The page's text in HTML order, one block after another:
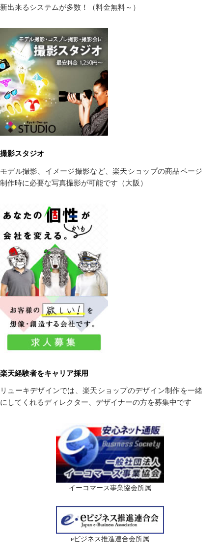
新出来るシステムが多数！（料金無料～）
撮影スタジオ
モデル撮影、イメージ撮影など、楽天ショップの商品ページ
制作時に必要な写真撮影が可能です（大阪）
楽天経験者をキャリア採用
リューキデザインでは、楽天ショップのデザイン制作を一緒
にしてくれるディレクター、デザイナーの方を募集中です
イーコマース事業協会所属
eビジネス推進連合会所属